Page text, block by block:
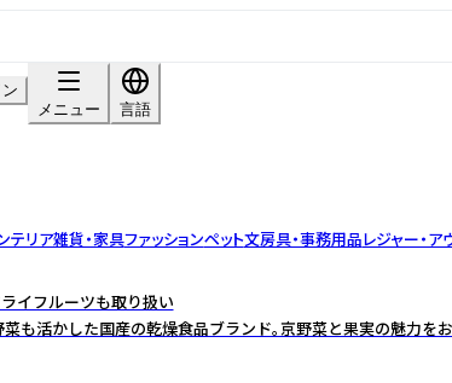
メニュー
言語
テリア雑貨・家具ファッションペット文房具・事務用品レジャー・ア
イフルーツも取り扱い
も活かした国産の乾燥食品ブランド。京野菜と果実の魅力をお